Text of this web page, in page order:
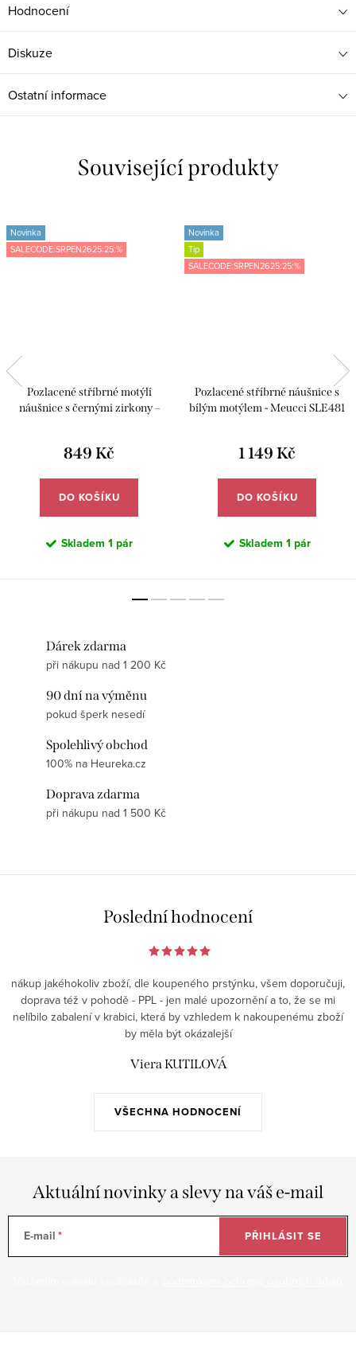
Hodnocení
Diskuze
Ostatní informace
Související produkty
Novinka
SALECODE:SRPEN2625:25:%
Pozlacené stříbrné motýlí
náušnice s černými zirkony –
849 Kč
DO KOŠÍKU
Skladem 1 pár
Novinka
Tip
SALECODE:SRPEN2625:25:%
Pozlacené stříbrné náušnice s
bílým motýlem - Meucci SLE481
1 149 Kč
DO KOŠÍKU
Skladem 1 pár
Dárek zdarma
při nákupu nad 1 200 Kč
90 dní na výměnu
pokud šperk nesedí
Spolehlivý obchod
100% na Heureka.cz
Doprava zdarma
při nákupu nad 1 500 Kč
Poslední hodnocení
VŠECHNA HODNOCENÍ
nákup jakéhokoliv zboží, dle koupeného prstýnku, všem doporučuji,
doprava též v pohodě - PPL - jen malé upozornění a to, že se mi
nelíbilo zabalení v krabici, která by vzhledem k nakoupenému zboží
by měla být okázalejší
Viera KUTILOVÁ
Aktuální novinky a slevy na váš e-mail
E-mail PŘIHLÁSIT SE